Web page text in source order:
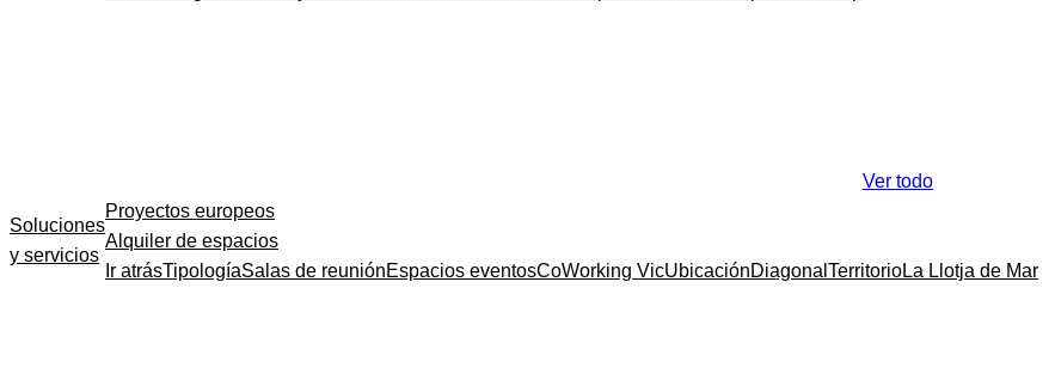
Soluciones
y servicios
Ver todo
Proyectos europeos
Alquiler de espacios
Ir atrásTipologíaSalas de reuniónEspacios eventosCoWorking VicUbicaciónDiagonal TerritorioLa Llotja de Mar